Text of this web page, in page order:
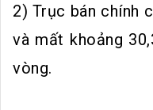
2) Trục bán chính
và mất khoảng
vòng.